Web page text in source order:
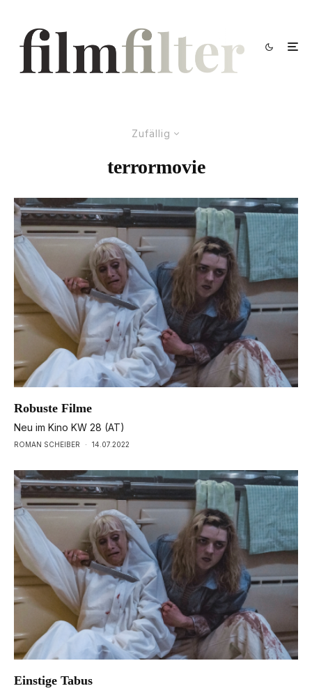
Zufällig
terrormovie
Robuste Filme
Neu im Kino KW 28 (AT)
ROMAN SCHEIBER · 14.07.2022
Einstige Tabus